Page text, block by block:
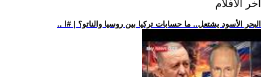
اخر الافلام
.. البحر الأسود يشتعل.. ما حسابات تركيا بين روسيا والناتو؟ | #ا